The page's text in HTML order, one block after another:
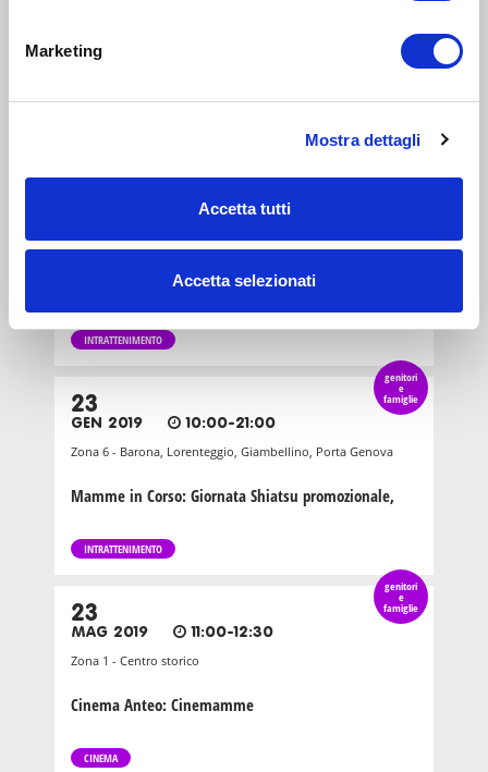
Marketing
Mostra dettagli
Accetta tutti
Accetta selezionati
e
09:30-12:30
Zona 1 - Centro storico
Bhu-m Milano Mamme: primo soccorso pediatrico
INTRATTENIMENTO
genitori
e
famiglie
23
GEN 2019 10:00-21:00
Zona 6 - Barona, Lorenteggio, Giambellino, Porta Genova
Mamme in Corso: Giornata Shiatsu promozionale,
INTRATTENIMENTO
genitori
e
famiglie
23
MAG 2019 11:00-12:30
Zona 1 - Centro storico
Cinema Anteo: Cinemamme
CINEMA